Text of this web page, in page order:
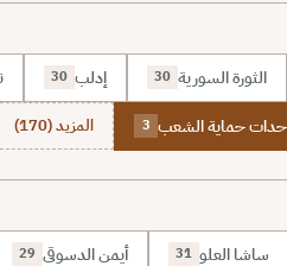
الثورة السورية 30 إدلب 30
حماية الشعب 3 المزيد (170)
ساشا العلو 31 أيمن الدسوقي 29